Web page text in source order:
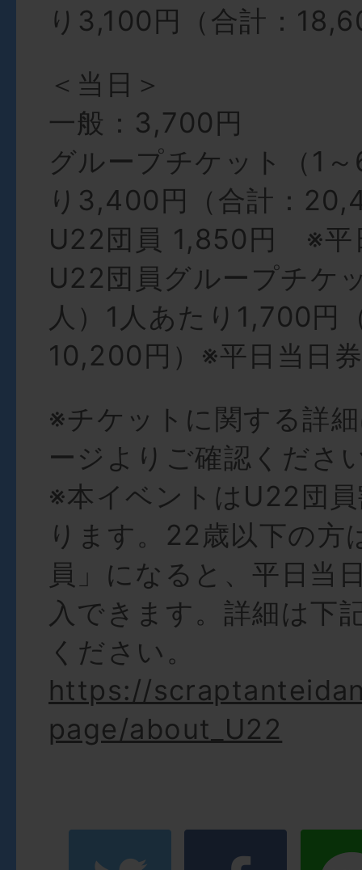
り3,100円（合計：
＜当日＞
一般：3,700円
グループチケット（1
り3,400円（合計：
U22団員 1,850円 ※平
U22団員グループチケ
人）1人あたり1,700円
10,200円）※平日当日
※チケットに関する詳
ージよりご確認くださ
※本イベントはU22団
ります。22歳以下の方
員」になると、平日当
入できます。詳細は下
ください。
https://
page/about_U22